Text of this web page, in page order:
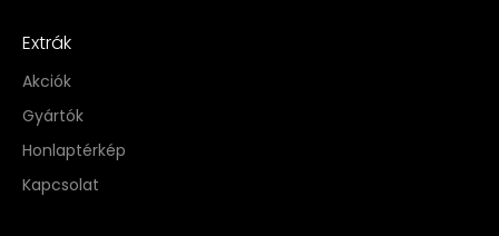
Extrák
Akciók
Gyártók
Honlaptérkép
Kapcsolat